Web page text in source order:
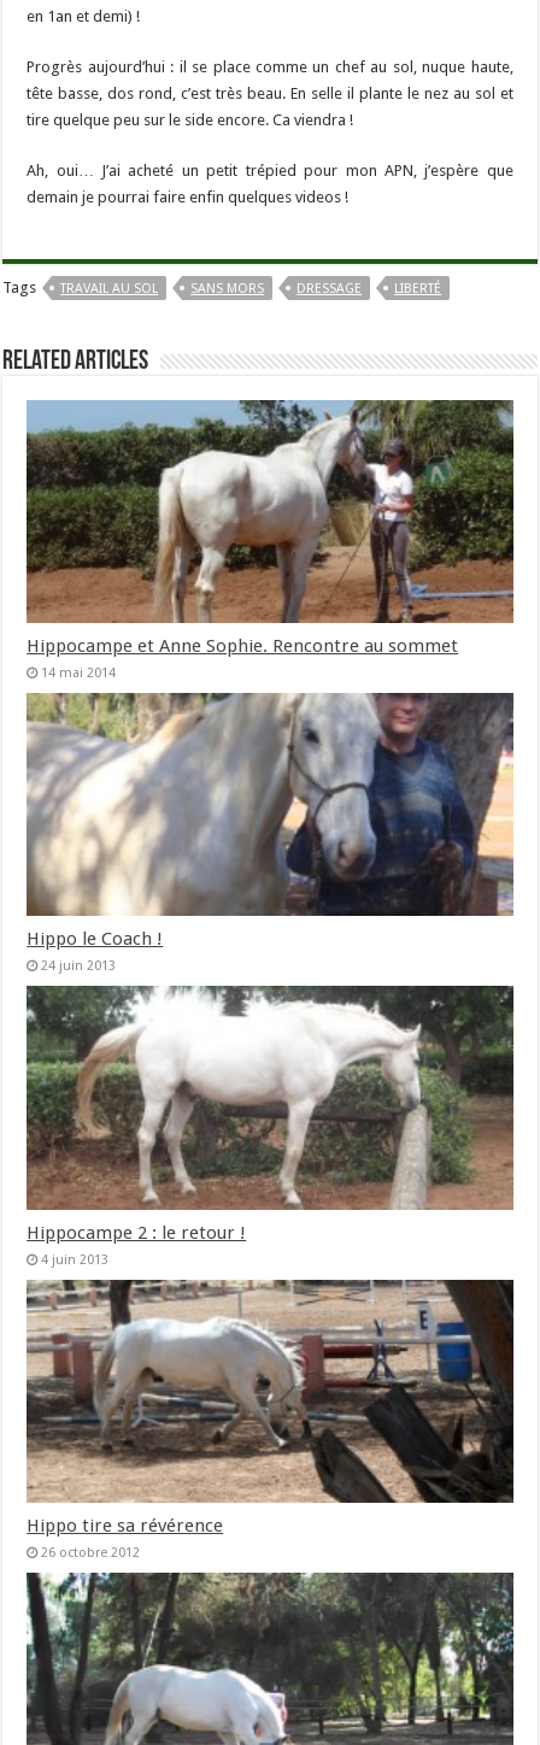
en 1an et demi) !
Progrès aujourd’hui : il se place comme un chef au sol, nuque haute,
tête basse, dos rond, c’est très beau. En selle il plante le nez au sol et
tire quelque peu sur le side encore. Ca viendra !
Ah, oui… J’ai acheté un petit trépied pour mon APN, j’espère que
demain je pourrai faire enfin quelques videos !
Tags TRAVAIL AU SOL SANS MORS DRESSAGE LIBERTÉ
Related Articles
Hippocampe et Anne Sophie. Rencontre au sommet
14 mai 2014
Hippo le Coach !
24 juin 2013
Hippocampe 2 : le retour !
4 juin 2013
Hippo tire sa révérence
26 octobre 2012